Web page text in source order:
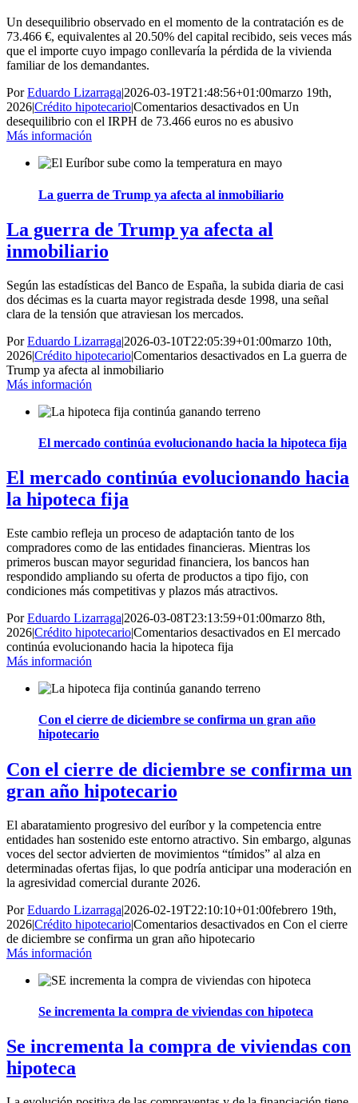
Un desequilibrio observado en el momento de la contratación es de
73.466 €, equivalentes al 20.50% del capital recibido, seis veces más
que el importe cuyo impago conllevaría la pérdida de la vivienda
familiar de los demandantes.
PorEduardo Lizarraga|2026-03-19T21:48:56+01:00marzo 19th,
2026|Crédito hipotecario|Comentarios desactivados en Un
desequilibrio con el IRPH de 73.466 euros no es abusivo
Más información
La guerra de Trump ya afecta al inmobiliario
La guerra de Trump ya afecta al
inmobiliario
Según las estadísticas del Banco de España, la subida diaria de casi
dos décimas es la cuarta mayor registrada desde 1998, una señal
clara de la tensión que atraviesan los mercados.
PorEduardo Lizarraga|2026-03-10T22:05:39+01:00marzo 10th,
2026|Crédito hipotecario|Comentarios desactivados en La guerra de
Trump ya afecta al inmobiliario
Más información
El mercado continúa evolucionando hacia la hipoteca fija
El mercado continúa evolucionando hacia
la hipoteca fija
Este cambio refleja un proceso de adaptación tanto de los
compradores como de las entidades financieras. Mientras los
primeros buscan mayor seguridad financiera, los bancos han
respondido ampliando su oferta de productos a tipo fijo, con
condiciones más competitivas y plazos más atractivos.
PorEduardo Lizarraga|2026-03-08T23:13:59+01:00marzo 8th,
2026|Crédito hipotecario|Comentarios desactivados en El mercado
continúa evolucionando hacia la hipoteca fija
Más información
Con el cierre de diciembre se confirma un gran año
hipotecario
Con el cierre de diciembre se confirma un
gran año hipotecario
El abaratamiento progresivo del euríbor y la competencia entre
entidades han sostenido este entorno atractivo. Sin embargo, algunas
voces del sector advierten de movimientos “tímidos” al alza en
determinadas ofertas fijas, lo que podría anticipar una moderación en
la agresividad comercial durante 2026.
PorEduardo Lizarraga|2026-02-19T22:10:10+01:00febrero 19th,
2026|Crédito hipotecario|Comentarios desactivados en Con el cierre
de diciembre se confirma un gran año hipotecario
Más información
Se incrementa la compra de viviendas con hipoteca
Se incrementa la compra de viviendas con
hipoteca